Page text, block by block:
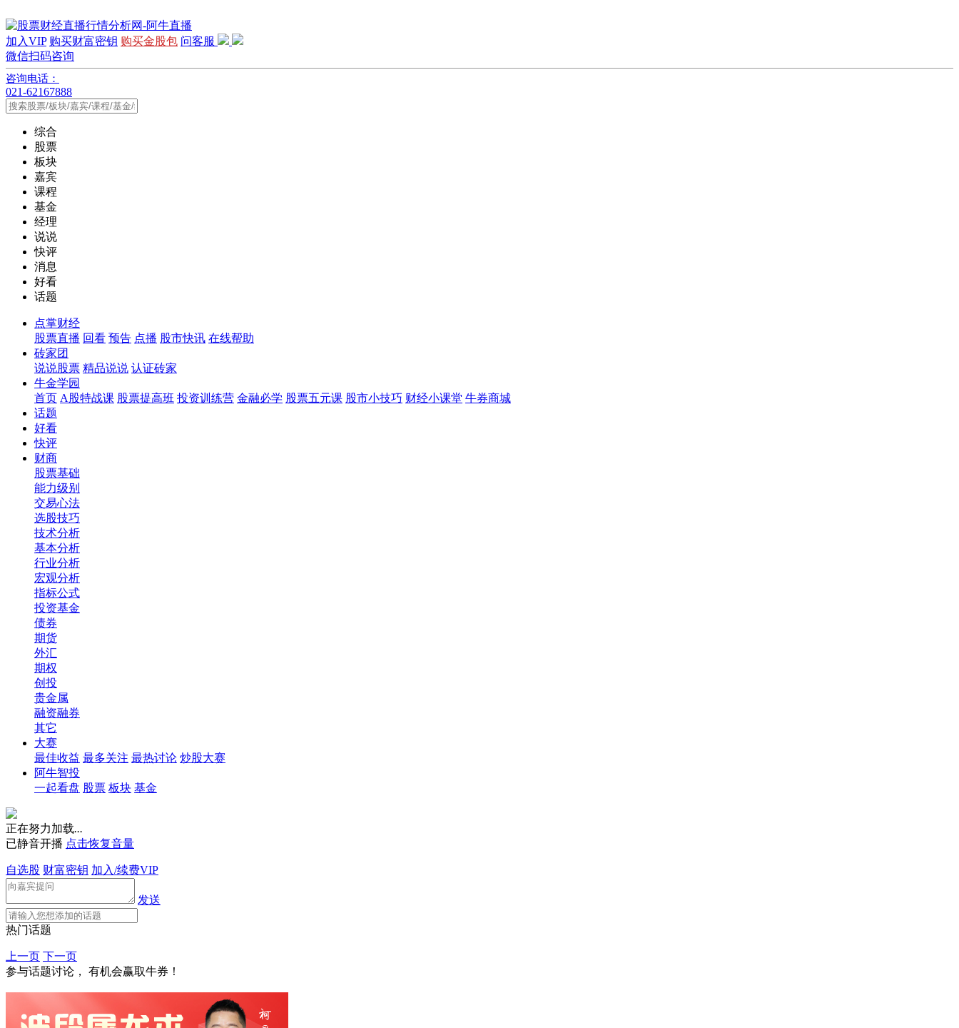
加入VIP 购买财富密钥 购买金股包 问客服
微信扫码咨询
咨询电话：
021-62167888
综合
股票
板块
嘉宾
课程
基金
经理
说说
快评
消息
好看
话题
点掌财经
股票直播 回看 预告 点播 股市快讯 在线帮助
砖家团
说说股票 精品说说 认证砖家
牛金学园
首页 A股特战课 股票提高班 投资训练营 金融必学 股票五元课 股市小技巧 财经小课堂 牛券商城
话题
好看
快评
财商
股票基础
能力级别
交易心法
选股技巧
技术分析
基本分析
行业分析
宏观分析
指标公式
投资基金
债券
期货
外汇
期权
创投
贵金属
融资融券
其它
大赛
最佳收益 最多关注 最热讨论 炒股大赛
阿牛智投
一起看盘 股票 板块 基金
正在努力加载...
已静音开播 点击恢复音量
自选股 财富密钥 加入/续费VIP
发送
热门话题
上一页 下一页
参与话题讨论， 有机会赢取牛券！